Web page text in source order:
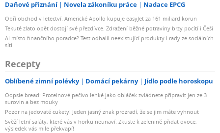
Daňové přiznání Novela zákoníku práce Nadace EPCG
Obří obchod v letectví. Americké Apollo kupuje easyJet za 161 miliard korun
Tekuté zlato opět dostojí své přezdívce. Zdražení běžné potraviny brzy pocítí i Češi
AI místo finančního poradce? Test odhalil neexistující produkty i rady ze sociálních
sítí
Recepty
Oblíbené zimní polévky Domácí pekárny Jídlo podle horoskopu
Oopsie bread: Proteinové pečivo lehké jako obláček zvládnete připravit jen ze 3
surovin a bez mouky
Pozor na jedovaté cukety! Jeden jasný znak prozradí, že se jim máte vyhnout
Svěží letní saláty, které vás v horku neunaví: Zkuste k zelenině přidat ovoce,
výsledek vás mile překvapí!